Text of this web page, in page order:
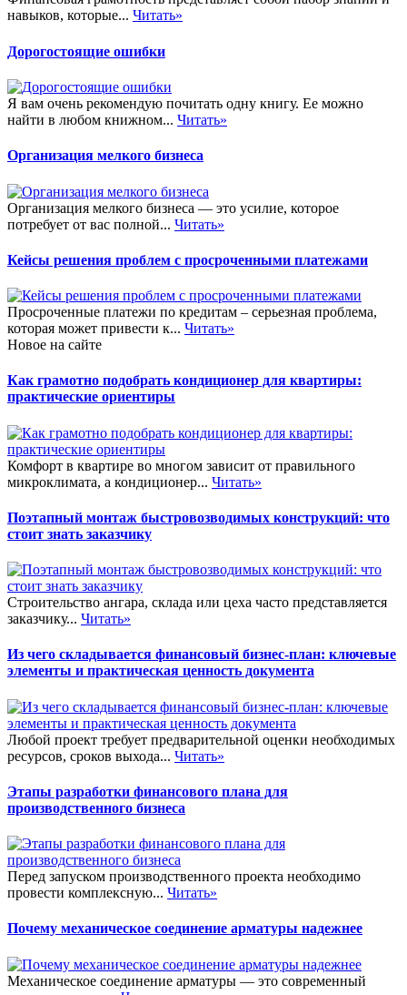
навыков, которые... Читать»
Дорогостоящие ошибки
Я вам очень рекомендую почитать одну книгу. Ее можно
найти в любом книжном... Читать»
Организация мелкого бизнеса
Организация мелкого бизнеса — это усилие, которое
потребует от вас полной... Читать»
Кейсы решения проблем с просроченными платежами
Просроченные платежи по кредитам – серьезная проблема,
которая может привести к... Читать»
Новое на сайте
Как грамотно подобрать кондиционер для квартиры:
практические ориентиры
Комфорт в квартире во многом зависит от правильного
микроклимата, а кондиционер... Читать»
Поэтапный монтаж быстровозводимых конструкций: что
стоит знать заказчику
Строительство ангара, склада или цеха часто представляется
заказчику... Читать»
Из чего складывается финансовый бизнес-план: ключевые
элементы и практическая ценность документа
Любой проект требует предварительной оценки необходимых
ресурсов, сроков выхода... Читать»
Этапы разработки финансового плана для
производственного бизнеса
Перед запуском производственного проекта необходимо
провести комплексную... Читать»
Почему механическое соединение арматуры надежнее
Механическое соединение арматуры — это современный